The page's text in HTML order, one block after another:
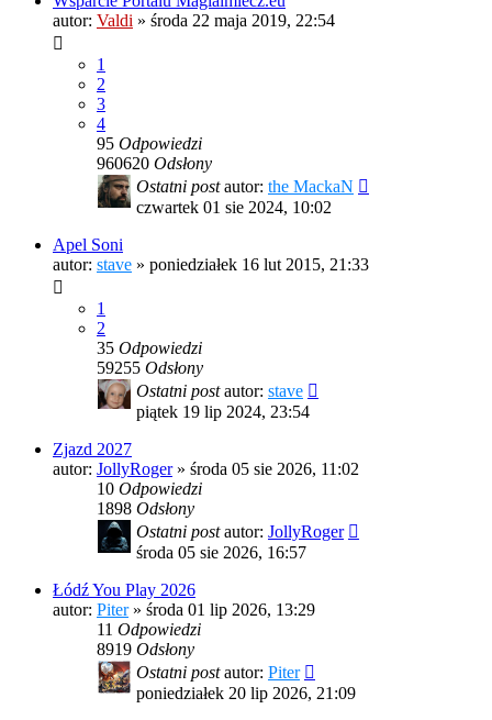
autor: Valdi » środa 22 maja 2019, 22:54
1
2
3
4
95 Odpowiedzi
960620 Odsłony
Ostatni postautor: the MackaN
czwartek 01 sie 2024, 10:02
Apel Soni
autor: stave » poniedziałek 16 lut 2015, 21:33
1
2
35 Odpowiedzi
59255 Odsłony
Ostatni postautor: stave
piątek 19 lip 2024, 23:54
Zjazd 2027
autor: JollyRoger» środa 05 sie 2026, 11:02
10 Odpowiedzi
1898 Odsłony
Ostatni postautor: JollyRoger
środa 05 sie 2026, 16:57
Łódź You Play 2026
autor: Piter» środa 01 lip 2026, 13:29
11 Odpowiedzi
8919 Odsłony
Ostatni postautor: Piter
poniedziałek 20 lip 2026, 21:09